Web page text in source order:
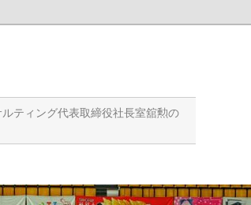
ティング代表取締役社長室舘勲の